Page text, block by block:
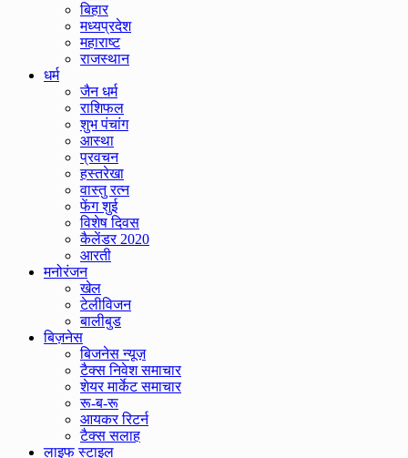
बिहार
मध्यप्रदेश
महाराष्ट
राजस्थान
धर्म
जैन धर्म
राशिफल
शुभ पंचांग
आस्था
प्रवचन
हस्तरेखा
वास्तु रत्न
फेंग शुई
विशेष दिवस
कैलेंडर 2020
आरती
मनोरंजन
खेल
टेलीविजन
बालीबुड
बिज़नेस
बिजनेस न्यूज़
टैक्स निवेश समाचार
शेयर मार्केट समाचार
रू-ब-रू
आयकर रिटर्न
टैक्स सलाह
लाइफ स्टाइल